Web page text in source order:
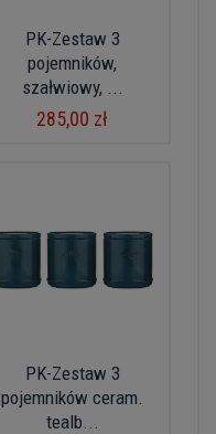
PK-Zestaw 3
pojemników,
szałwiowy, ...
285,00 zł
PK-Zestaw 3
pojemników ceram.
tealb...